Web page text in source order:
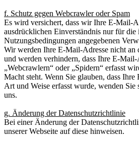
f. Schutz gegen Webcrawler oder Spam
Es wird versichert, dass wir Ihre E-Mail-
ausdrücklichen Einverständnis nur für die
Nutzungsbedingungen angegebenen
Wir werden Ihre E-Mail-Adresse nicht an
und werden verhindern, dass Ihre E-Mail-
„Webcrawlern“ oder „Spidern“ erfasst
Macht steht. Wenn Sie glauben, dass
Art und Weise erfasst wurde, wenden Sie
uns.
g. Änderung der Datenschutzrichtlinie
Bei einer Änderung der
unserer Webseite auf diese hinweisen.